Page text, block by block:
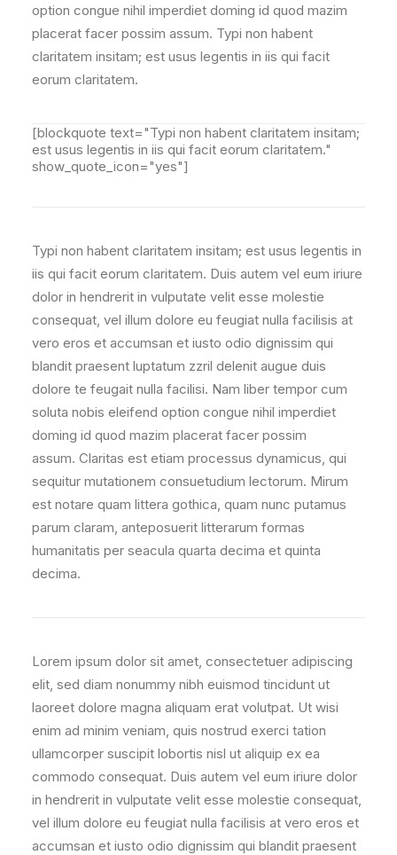
option congue nihil imperdiet doming id quod mazim
placerat facer possim assum. Typi non habent
claritatem insitam; est usus legentis in iis qui facit
eorum claritatem.
[blockquote text="Typi non habent claritatem insitam;
est usus legentis in iis qui facit eorum claritatem."
show_quote_icon="yes"]
Typi non habent claritatem insitam; est usus legentis in
iis qui facit eorum claritatem. Duis autem vel eum iriure
dolor in hendrerit in vulputate velit esse molestie
consequat, vel illum dolore eu feugiat nulla facilisis at
vero eros et accumsan et iusto odio dignissim qui
blandit praesent luptatum zzril delenit augue duis
dolore te feugait nulla facilisi. Nam liber tempor cum
soluta nobis eleifend option congue nihil imperdiet
doming id quod mazim placerat facer possim
assum. Claritas est etiam processus dynamicus, qui
sequitur mutationem consuetudium lectorum. Mirum
est notare quam littera gothica, quam nunc putamus
parum claram, anteposuerit litterarum formas
humanitatis per seacula quarta decima et quinta
decima.
Lorem ipsum dolor sit amet, consectetuer adipiscing
elit, sed diam nonummy nibh euismod tincidunt ut
laoreet dolore magna aliquam erat volutpat. Ut wisi
enim ad minim veniam, quis nostrud exerci tation
ullamcorper suscipit lobortis nisl ut aliquip ex ea
commodo consequat. Duis autem vel eum iriure dolor
in hendrerit in vulputate velit esse molestie consequat,
vel illum dolore eu feugiat nulla facilisis at vero eros et
accumsan et iusto odio dignissim qui blandit praesent